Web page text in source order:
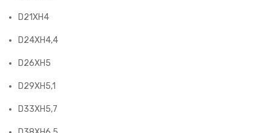
D21XH4
D24XH4,4
D26XH5
D29XH5,1
D33XH5,7